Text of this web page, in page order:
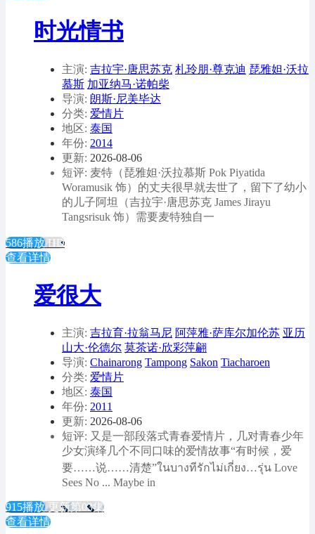
时光情书
主演: 吉拉宇·唐思苏克 札玲朋·尊克迪 琵雅妲·沃拉
慕斯 加亚纳马·诺帕柴
导演: 朗斯·尼美毕达
分类: 爱情片
地区: 泰国
年份: 2014
更新: 2026-08-06
短评: 麦特（琵雅妲·沃拉慕斯 Pok Piyatida
Woramusik 饰）的丈夫很早就去世了，留下了幼小
的儿子阿坦（吉拉宇·唐思苏克 James Jirayu
Tangsrisuk 饰）需要麦特独自一
586播放 HD
查看详情
爱很大
主演: 吉拉育·拉翁马尼 阿萍雅·萨库尔加伦苏 亚历
山大·伦德尔 莫茶诺·欣彩萍翩
导演: Chainarong Tampong Sakon Tiacharoen
分类: 爱情片
地区: 泰国
年份: 2011
更新: 2026-08-06
短评: 又是一部段落式青春爱情片，几对青春少年
少女演绎几个不同口味的爱情故事“有时候，爱
要……说……清楚”ในบางทีรักไม่เกี่ยง…รุ่น Love
Sees No ... Maybe in
915播放 更新第03集
查看详情